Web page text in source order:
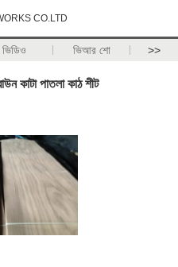
CO.LTD
ভিডিও ভিআর শো >>
কাটা পাতলা কাঠ শীট